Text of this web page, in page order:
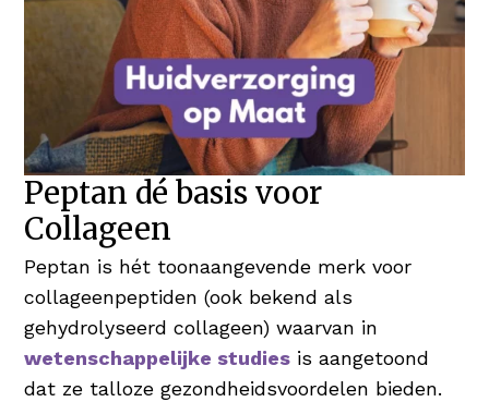
Peptan dé basis voor
Collageen
Peptan is hét toonaangevende merk voor
collageenpeptiden (ook bekend als
gehydrolyseerd collageen) waarvan in
wetenschappelijke studies is aangetoond
dat ze talloze gezondheidsvoordelen bieden.